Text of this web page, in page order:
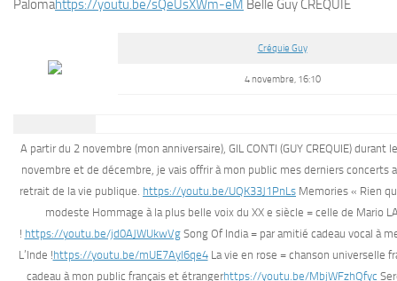
Palomahttps://youtu.be/sQeUsXWm-eM Belle Guy CREQUIE
Créquie Guy
4 novembre, 16:10
A partir du 2 novembre (mon anniversaire), GIL CONTI (GUY CREQUIE) durant
novembre et de décembre, je vais offrir à mon public mes derniers concerts
retrait de la vie publique. https://youtu.be/UQK33J1PnLs Memories « Rien
modeste Hommage à la plus belle voix du XX e siècle = celle de Mario
! https://youtu.be/jd0AJWUkwVgSong Of India = par amitié cadeau vocal à
L’Inde !https://youtu.be/mUE7Ayl6qe4La vie en rose = chanson universelle
cadeau à mon public français et étrangerhttps://youtu.be/MbjWFzhQfyc